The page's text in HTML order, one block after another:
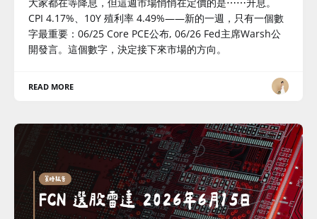
CPI 4.17%、10Y 殖利率 4.49%——新的一週，只有一個數
字最重要：06/25 Core PCE公布, 06/26 Fed主席Warsh公
開發言。這個數字，決定接下來市場的方向。
READ MORE